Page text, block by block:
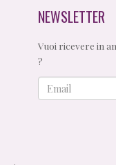
NEWSLETTER
Vuoi ricevere in
?
Email